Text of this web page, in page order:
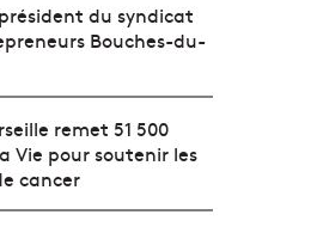
du syndicat
Bouches-du-
remet 51 500
Vie pour soutenir les
cancer